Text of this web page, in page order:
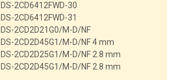
DS-2CD6412FWD-30
DS-2CD6412FWD-31
DS-2CD2D21G0/M-D/NF
DS-2CD2D45G1/M-D/NF 4 mm
DS-2CD2D25G1/M-D/NF 2.8 mm
DS-2CD2D45G1/M-D/NF 2.8 mm